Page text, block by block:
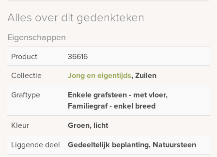
Alles over dit gedenkteken
Eigenschappen
Product
36616
Collectie
Jong en eigentijds, Zuilen
Graftype
Enkele grafsteen - met vloer,
Familiegraf - enkel breed
Kleur Groen, licht
Liggende deel Gedeeltelijk beplanting, Natuursteen